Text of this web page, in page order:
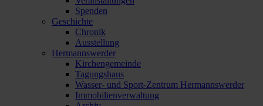
Spenden
Geschichte
Chronik
Ausstellung
Hermannswerder
Kirchengemeinde
Tagungshaus
Wasser- und Sport-Zentrum Hermannswerder
Immobilienverwaltung